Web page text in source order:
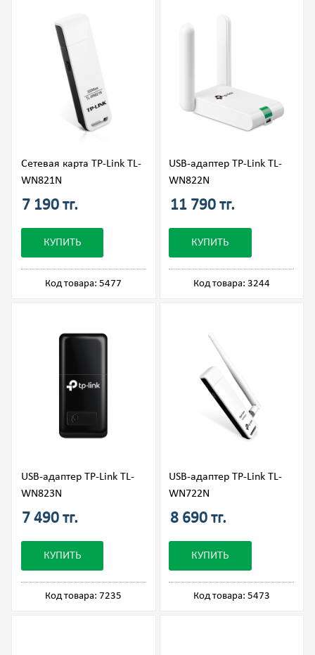
Сетевая карта TP-Link TL-
WN821N
7 190 тг.
КУПИТЬ
Код товара: 5477
USB-адаптер TP-Link TL-
WN822N
11 790 тг.
КУПИТЬ
Код товара: 3244
USB-адаптер TP-Link TL-
WN823N
7 490 тг.
КУПИТЬ
Код товара: 7235
USB-адаптер TP-Link TL-
WN722N
8 690 тг.
КУПИТЬ
Код товара: 5473